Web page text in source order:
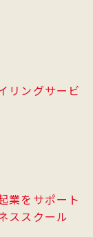
リングサービ
業をサポート
ススクール